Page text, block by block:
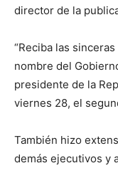
director de la
“Reciba las
nombre del
presidente de la
viernes 28, el
También hizo
demás ejecutivos y